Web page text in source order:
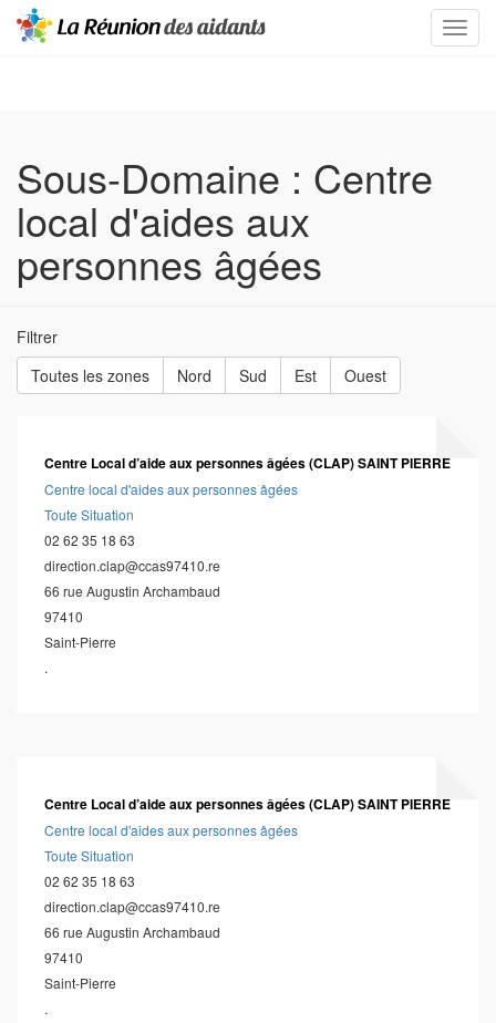
Sous-Domaine : Centre
local d'aides aux
personnes âgées
Filtrer
Toutes les zones
Nord Sud Est Ouest
Centre Local d’aide aux personnes âgées (CLAP) SAINT PIERRE
Centre local d'aides aux personnes âgées
Toute Situation
02 62 35 18 63
direction.clap@ccas97410.re
66 rue Augustin Archambaud
97410
Saint-Pierre
.
Centre Local d’aide aux personnes âgées (CLAP) SAINT PIERRE
Centre local d'aides aux personnes âgées
Toute Situation
02 62 35 18 63
direction.clap@ccas97410.re
66 rue Augustin Archambaud
97410
Saint-Pierre
.